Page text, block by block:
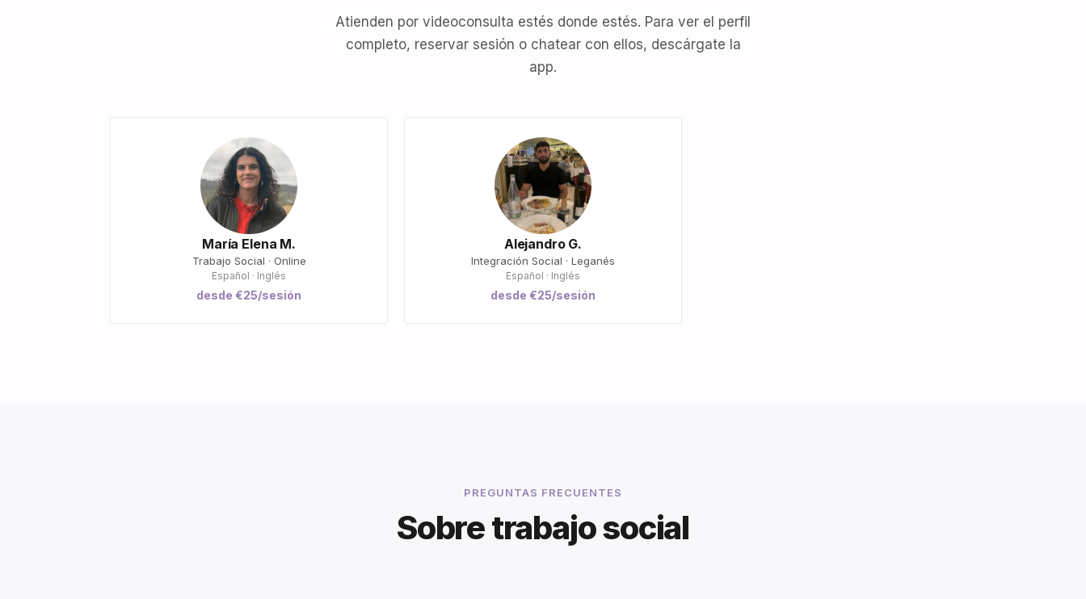
Atienden por videoconsulta estés donde estés. Para ver el perfil
completo, reservar sesión o chatear con ellos, descárgate la
app.
María Elena M.
Trabajo Social · Online
Español · Inglés
desde €25/sesión
Alejandro G.
Integración Social · Leganés
Español · Inglés
desde €25/sesión
PREGUNTAS FRECUENTES
Sobre trabajo social